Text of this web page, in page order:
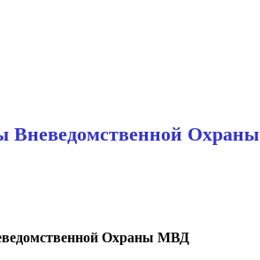
Вневедомственной Охраны
Охраны МВД